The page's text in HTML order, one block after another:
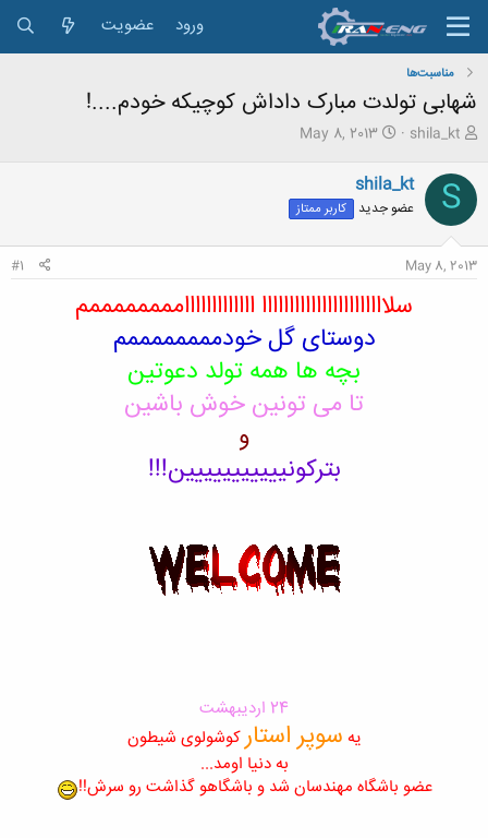
ورود عضویت
مناسبت‌ها
شهابی تولدت مبارک داداش کوچیکه خودم....!
ش
و
ع
ک
ن
ن
د
shila_kt
ت
ر
ی
خ
ر
ع
May 8, 2013
S
shila_kt
عضو جدید کاربر ممتاز
May 8, 2013
#1
سلااااااااااااااااااااااا اااااااااااااممممممممم
دوستای گل خودممممممممم
بچه ها همه تولد دعوتین
تا می تونین خوش باشین
و
بترکونییییییییییین!!!
24 اردیبهشت
یه سوپر استارکوشولوی شیطون
به دنیا اومد...
عضو باشگاه مهندسان شد و باشگاهو گذاشت رو سرش!!